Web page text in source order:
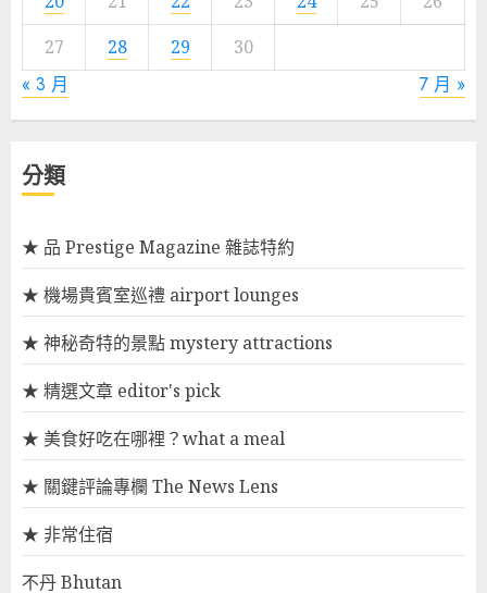
27
28 29 30
« 3 月 7 月 »
分類
★ 品 Prestige Magazine 雜誌特約
★ 機場貴賓室巡禮 airport lounges
★ 神秘奇特的景點 mystery attractions
★ 精選文章 editor's pick
★ 美食好吃在哪裡？what a meal
★ 關鍵評論專欄 The News Lens
★ 非常住宿
不丹 Bhutan